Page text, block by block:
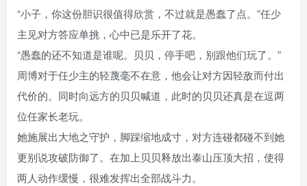
“小子，你这份胆识很值得欣赏，不过就是愚蠢了点。”任少
主见对方答应单挑，心中已是乐开了花。
“愚蠢的还不知道是谁呢。贝贝，停手吧，别跟他们玩了。”
周博对于任少主的轻蔑毫不在意，他会让对方因轻敌而付出
代价的。同时向远方的贝贝喊道，此时的贝贝还真是在逗两
位任家长老玩。
她施展出大地之守护，脚踩缩地成寸，对方连碰都碰不到她
更别说攻破防御了。在加上贝贝释放出泰山压顶大招，使得
两人动作缓慢，很难发挥出全部战斗力。